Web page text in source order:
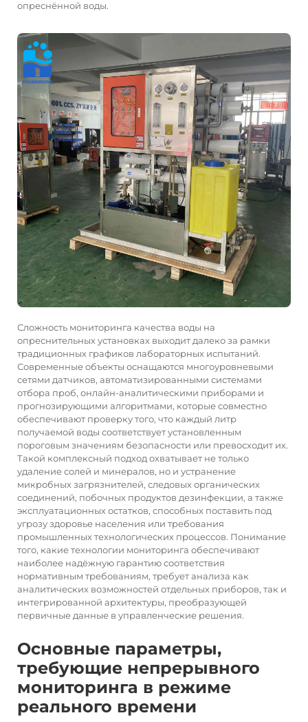
опреснённой воды.
Сложность мониторинга качества воды на
опреснительных установках выходит далеко за рамки
традиционных графиков лабораторных испытаний.
Современные объекты оснащаются многоуровневыми
сетями датчиков, автоматизированными системами
отбора проб, онлайн-аналитическими приборами и
прогнозирующими алгоритмами, которые совместно
обеспечивают проверку того, что каждый литр
получаемой воды соответствует установленным
пороговым значениям безопасности или превосходит их.
Такой комплексный подход охватывает не только
удаление солей и минералов, но и устранение
микробных загрязнителей, следовых органических
соединений, побочных продуктов дезинфекции, а также
эксплуатационных остатков, способных поставить под
угрозу здоровье населения или требования
промышленных технологических процессов. Понимание
того, какие технологии мониторинга обеспечивают
наиболее надёжную гарантию соответствия
нормативным требованиям, требует анализа как
аналитических возможностей отдельных приборов, так и
интегрированной архитектуры, преобразующей
первичные данные в управленческие решения.
Основные параметры,
требующие непрерывного
мониторинга в режиме
реального времени